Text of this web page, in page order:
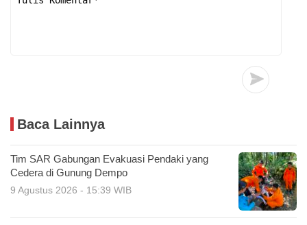
Baca Lainnya
Tim SAR Gabungan Evakuasi Pendaki yang
Cedera di Gunung Dempo
9 Agustus 2026 - 15:39 WIB